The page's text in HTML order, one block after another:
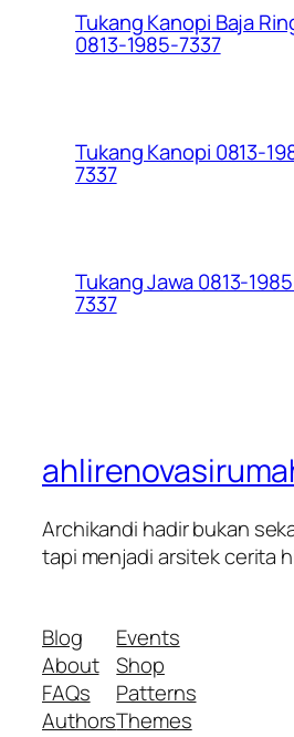
Tukang Kanopi Baja
0813-1985-7337
Tukang Kanopi 0813-
7337
Tukang Jawa 0813-
7337
Archikandi hadir bukan
tapi menjadi arsitek cerita
Blog
About
FAQs
Authors
Events
Shop
Patterns
Themes